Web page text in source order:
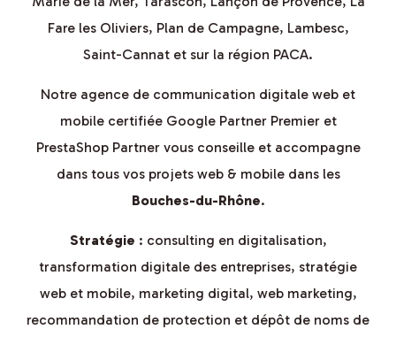
Fare les Oliviers, Plan de Campagne, Lambesc,
Saint-Cannat et sur la région PACA.
Notre agence de communication digitale web et
mobile certifiée Google Partner Premier et
PrestaShop Partner vous conseille et accompagne
dans tous vos projets web & mobile dans les
Bouches-du-Rhône.
Stratégie : consulting en digitalisation,
transformation digitale des entreprises, stratégie
web et mobile, marketing digital, web marketing,
recommandation de protection et dépôt de noms de